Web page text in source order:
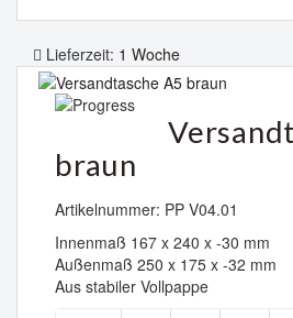
Lieferzeit: 1 Woche
braun
Artikelnummer: PP V04.01
Innenmaß 167 x 240 x -30 mm
Außenmaß 250 x 175 x -32 mm
Aus stabiler Vollpappe